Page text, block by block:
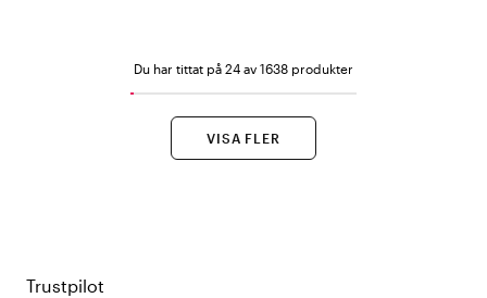
Du har tittat på 24 av 1638 produkter
VISA FLER
Trustpilot